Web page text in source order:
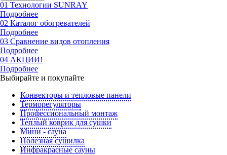
01 Технологии SUNRAY
Подробнее
02 Каталог обогревателей
Подробнее
03 Сравнение видов отопления
Подробнее
04 АКЦИИ!
Подробнее
Выбирайте и покупайте
Конвекторы и тепловые панели
Терморегуляторы
Профессиональный монтаж
Теплый коврик для сушки
Мини - сауна
Полезная сушилка
Инфракрасные сауны